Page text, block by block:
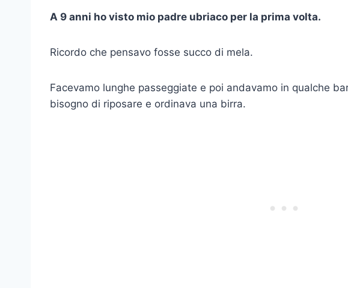
A 9 anni ho visto mio padre ubriaco per la prima volta.
Ricordo che pensavo fosse succo di mela.
Facevamo lunghe passeggiate e poi andavamo in qualche
bisogno di riposare e ordinava una birra.